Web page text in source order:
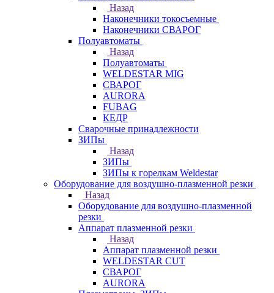
Назад
Наконечники токосъемные
Наконечники СВАРОГ
Полуавтоматы
Назад
Полуавтоматы
WELDESTAR MIG
СВАРОГ
AURORA
FUBAG
КЕДР
Сварочные принадлежности
ЗИПы
Назад
ЗИПы
ЗИПы к горелкам Weldestar
Оборудование для воздушно-плазменной резки
Назад
Оборудование для воздушно-плазменной
резки
Аппарат плазменной резки
Назад
Аппарат плазменной резки
WELDESTAR CUT
СВАРОГ
AURORA